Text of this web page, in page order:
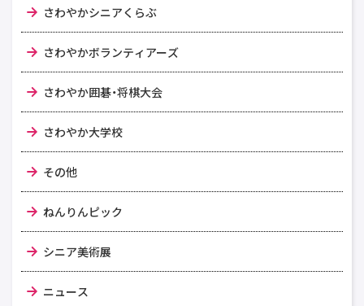
さわやかシニアくらぶ
さわやかボランティアーズ
さわやか囲碁・将棋大会
さわやか大学校
その他
ねんりんピック
シニア美術展
ニュース